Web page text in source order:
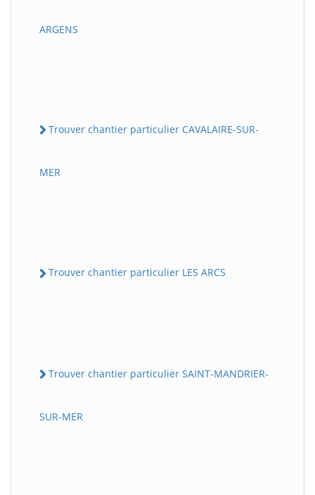
ARGENS
Trouver chantier particulier CAVALAIRE-SUR-
MER
Trouver chantier particulier LES ARCS
Trouver chantier particulier SAINT-MANDRIER-
SUR-MER